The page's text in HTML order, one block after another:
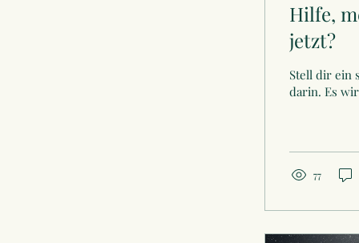
Hilfe,
jetzt?
Stell dir ein
darin. Es
77